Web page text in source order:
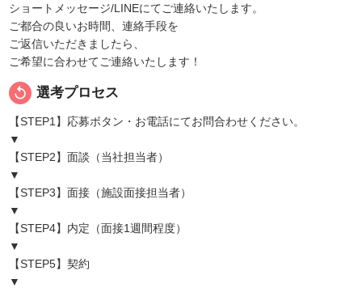
ショートメッセージ/LINEにてご連絡いたします。
ご都合の良いお時間、連絡手段を
ご返信いただきましたら、
ご希望に合わせてご連絡いたします！
replay 選考プロセス
【STEP1】応募ボタン・お電話にてお問合わせください。
▼
【STEP2】面談（当社担当者）
▼
【STEP3】面接（施設面接担当者）
▼
【STEP4】内定（面接1週間程度）
▼
【STEP5】契約
▼